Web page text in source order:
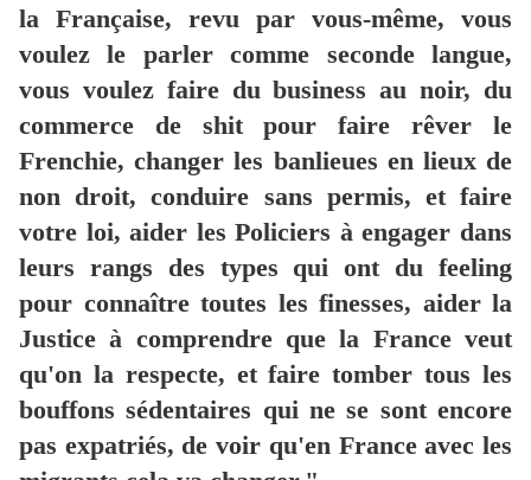
la Française, revu par vous-même, vous
voulez le parler comme seconde langue,
vous voulez faire du business au noir, du
commerce de shit pour faire rêver le
Frenchie, changer les banlieues en lieux de
non droit, conduire sans permis, et faire
votre loi, aider les Policiers à engager dans
leurs rangs des types qui ont du feeling
pour connaître toutes les finesses, aider la
Justice à comprendre que la France veut
qu'on la respecte, et faire tomber tous les
bouffons sédentaires qui ne se sont encore
pas expatriés, de voir qu'en France avec les